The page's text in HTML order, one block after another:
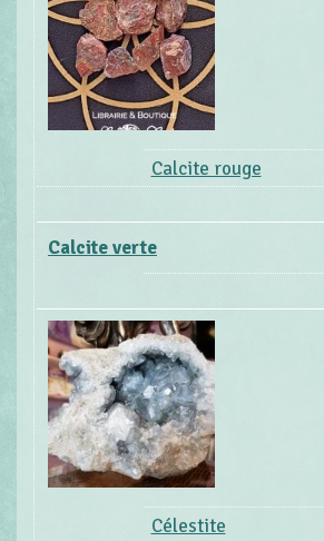
Calcite rouge
Calcite verte
Célestite